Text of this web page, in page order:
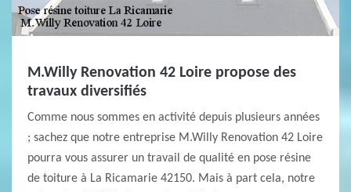
M.Willy Renovation 42 Loire propose des
travaux diversifiés
Comme nous sommes en activité depuis plusieurs années
; sachez que notre entreprise M.Willy Renovation 42 Loire
pourra vous assurer un travail de qualité en pose résine
de toiture à La Ricamarie 42150. Mais à part cela, notre